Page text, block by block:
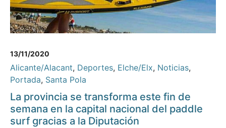
13/11/2020
Alicante/Alacant, Deportes, Elche/Elx, Noticias,
Portada, Santa Pola
La provincia se transforma este fin de
semana en la capital nacional del paddle
surf gracias a la Diputación